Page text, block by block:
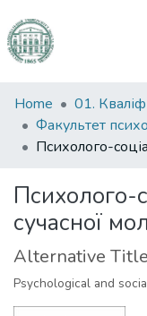
Communities
&
Collections
Statistics
Home
Психолого-
сучасної
Alternative Title
Psychological and